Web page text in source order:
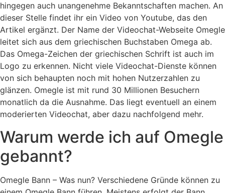
hingegen auch unangenehme Bekanntschaften machen. An
dieser Stelle findet ihr ein Video von Youtube, das den
Artikel ergänzt. Der Name der Videochat-Webseite Omegle
leitet sich aus dem griechischen Buchstaben Omega ab.
Das Omega-Zeichen der griechischen Schrift ist auch im
Logo zu erkennen. Nicht viele Videochat-Dienste können
von sich behaupten noch mit hohen Nutzerzahlen zu
glänzen. Omegle ist mit rund 30 Millionen Besuchern
monatlich da die Ausnahme. Das liegt eventuell an einem
moderierten Videochat, aber dazu nachfolgend mehr.
Warum werde ich auf Omegle
gebannt?
Omegle Bann – Was nun? Verschiedene Gründe können zu